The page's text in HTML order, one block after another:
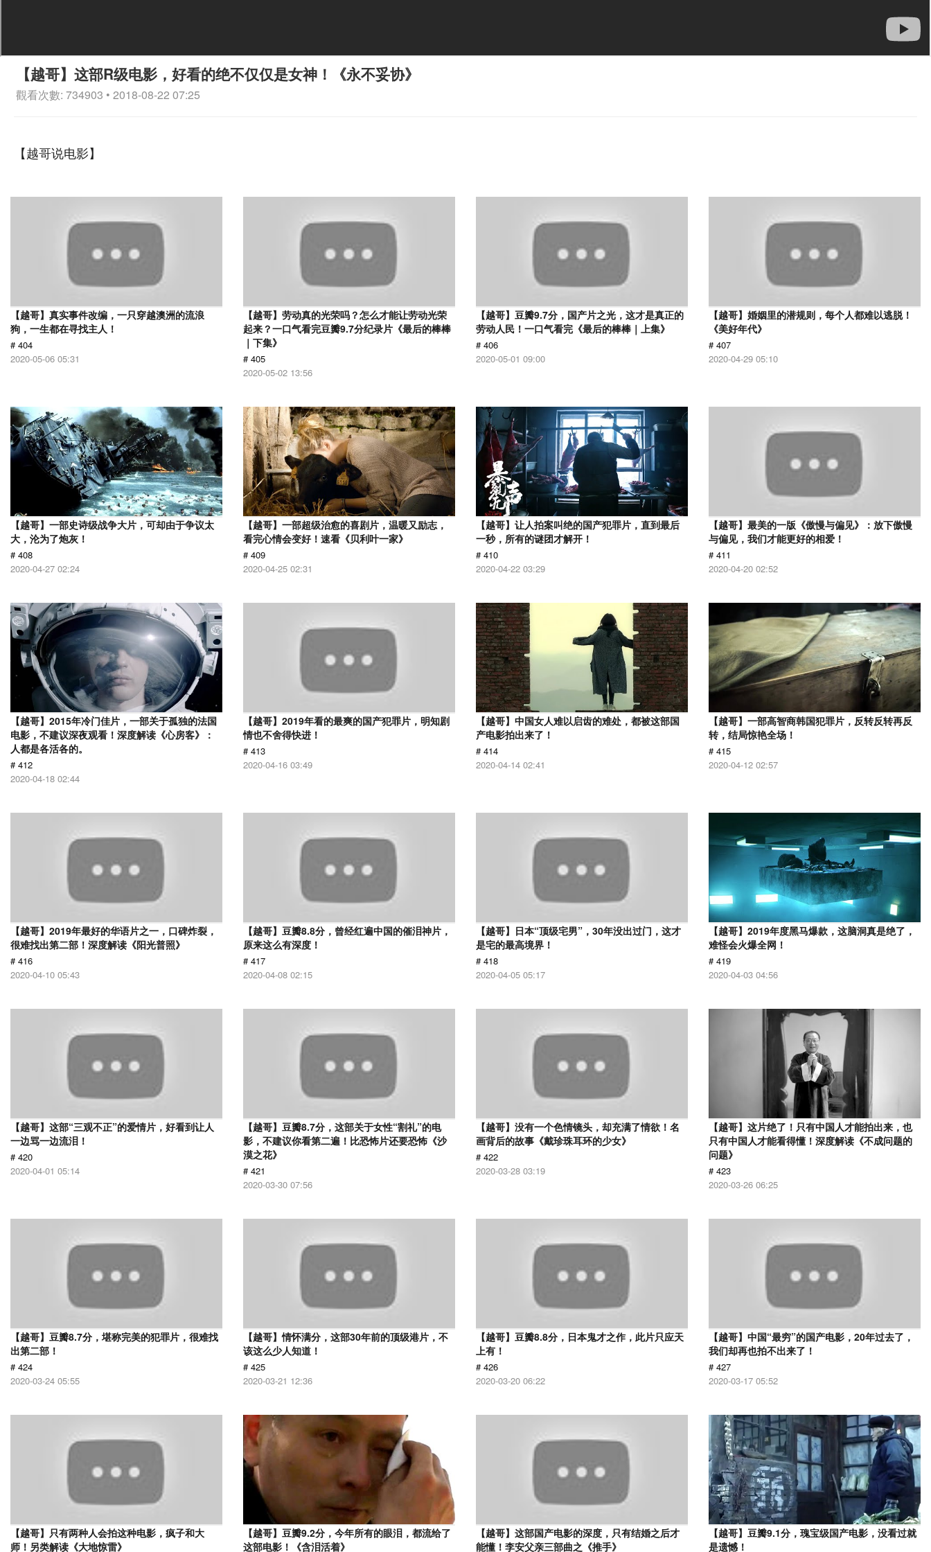
【越哥】这部R级电影，好看的绝不仅仅是女神！《永不妥协》
觀看次數: 734903 • 2018-08-22 07:25
【越哥说电影】
【越哥】真实事件改编，一只穿越澳洲的流浪
狗，一生都在寻找主人！
# 404
2020-05-06 05:31
【越哥】劳动真的光荣吗？怎么才能让劳动光荣
起来？一口气看完豆瓣9.7分纪录片《最后的棒棒
｜下集》
# 405
2020-05-02 13:56
【越哥】豆瓣9.7分，国产片之光，这才是真正的
劳动人民！一口气看完《最后的棒棒｜上集》
# 406
2020-05-01 09:00
【越哥】婚姻里的潜规则，每个人都难以逃脱！
《美好年代》
# 407
2020-04-29 05:10
【越哥】一部史诗级战争大片，可却由于争议太
大，沦为了炮灰！
# 408
2020-04-27 02:24
【越哥】一部超级治愈的喜剧片，温暖又励志，
看完心情会变好！速看《贝利叶一家》
# 409
2020-04-25 02:31
【越哥】让人拍案叫绝的国产犯罪片，直到最后
一秒，所有的谜团才解开！
# 410
2020-04-22 03:29
【越哥】最美的一版《傲慢与偏见》：放下傲慢
与偏见，我们才能更好的相爱！
# 411
2020-04-20 02:52
【越哥】2015年冷门佳片，一部关于孤独的法国
电影，不建议深夜观看！深度解读《心房客》：
人都是各活各的。
# 412
2020-04-18 02:44
【越哥】2019年看的最爽的国产犯罪片，明知剧
情也不舍得快进！
# 413
2020-04-16 03:49
【越哥】中国女人难以启齿的难处，都被这部国
产电影拍出来了！
# 414
2020-04-14 02:41
【越哥】一部高智商韩国犯罪片，反转反转再反
转，结局惊艳全场！
# 415
2020-04-12 02:57
【越哥】2019年最好的华语片之一，口碑炸裂，
很难找出第二部！深度解读《阳光普照》
# 416
2020-04-10 05:43
【越哥】豆瓣8.8分，曾经红遍中国的催泪神片，
原来这么有深度！
# 417
2020-04-08 02:15
【越哥】日本“顶级宅男”，30年没出过门，这才
是宅的最高境界！
# 418
2020-04-05 05:17
【越哥】2019年度黑马爆款，这脑洞真是绝了，
难怪会火爆全网！
# 419
2020-04-03 04:56
【越哥】这部“三观不正”的爱情片，好看到让人
一边骂一边流泪！
# 420
2020-04-01 05:14
【越哥】豆瓣8.7分，这部关于女性“割礼”的电
影，不建议你看第二遍！比恐怖片还要恐怖《沙
漠之花》
# 421
2020-03-30 07:56
【越哥】没有一个色情镜头，却充满了情欲！名
画背后的故事《戴珍珠耳环的少女》
# 422
2020-03-28 03:19
【越哥】这片绝了！只有中国人才能拍出来，也
只有中国人才能看得懂！深度解读《不成问题的
问题》
# 423
2020-03-26 06:25
【越哥】豆瓣8.7分，堪称完美的犯罪片，很难找
出第二部！
# 424
2020-03-24 05:55
【越哥】情怀满分，这部30年前的顶级港片，不
该这么少人知道！
# 425
2020-03-21 12:36
【越哥】豆瓣8.8分，日本鬼才之作，此片只应天
上有！
# 426
2020-03-20 06:22
【越哥】中国“最穷”的国产电影，20年过去了，
我们却再也拍不出来了！
# 427
2020-03-17 05:52
【越哥】只有两种人会拍这种电影，疯子和大
师！另类解读《大地惊雷》
【越哥】豆瓣9.2分，今年所有的眼泪，都流给了
这部电影！《含泪活着》
【越哥】这部国产电影的深度，只有结婚之后才
能懂！李安父亲三部曲之《推手》
【越哥】豆瓣9.1分，瑰宝级国产电影，没看过就
是遗憾！